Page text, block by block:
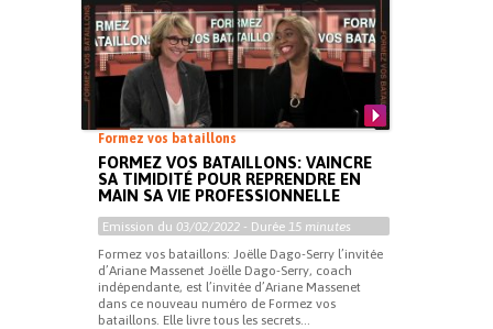
Formez vos bataillons
FORMEZ VOS BATAILLONS: VAINCRE
SA TIMIDITÉ POUR REPRENDRE EN
MAIN SA VIE PROFESSIONNELLE
Emission du 03/02/2022 - Durée 15 minutes
Formez vos bataillons: Joëlle Dago-Serry l’invitée
d’Ariane Massenet Joëlle Dago-Serry, coach
indépendante, est l’invitée d’Ariane Massenet
dans ce nouveau numéro de Formez vos
bataillons. Elle livre tous les secrets...